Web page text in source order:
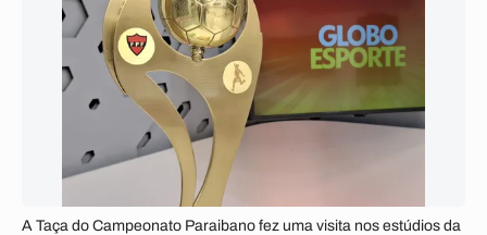
A Taça do Campeonato Paraibano fez uma visita nos estúdios da